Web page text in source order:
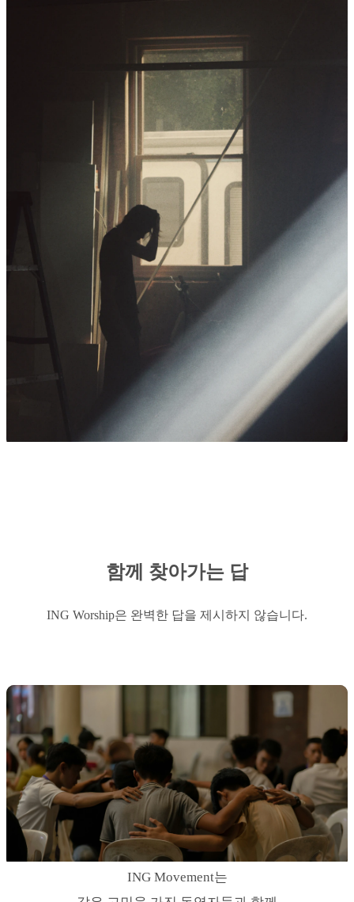
함께 찾아가는 답
ING Worship은 완벽한 답을 제시하지 않습니다.
ING Movement는